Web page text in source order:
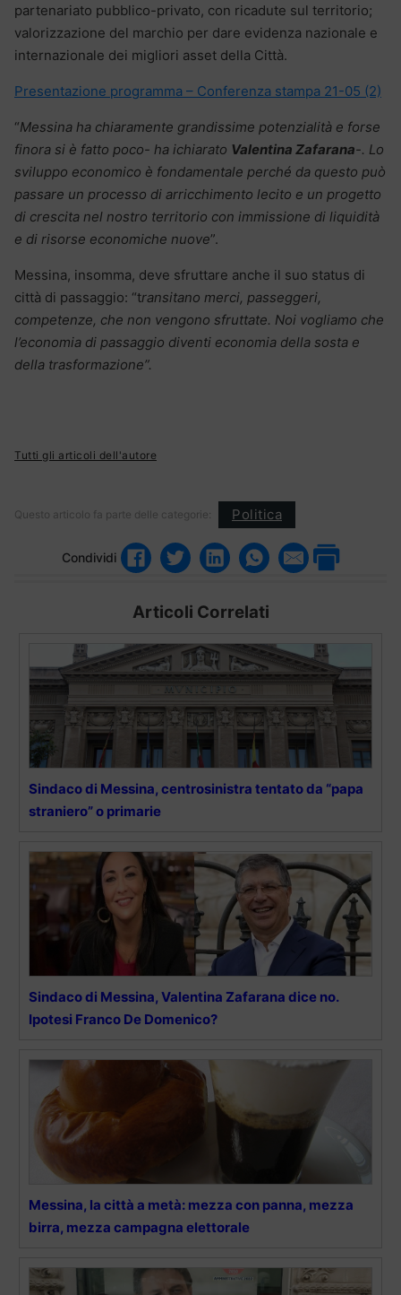
partenariato pubblico-privato, con ricadute sul territorio;
valorizzazione del marchio per dare evidenza nazionale e
internazionale dei migliori asset della Città.
Presentazione programma – Conferenza stampa 21-05 (2)
“Messina ha chiaramente grandissime potenzialità e forse
finora si è fatto poco- ha ichiarato Valentina Zafarana-. Lo
sviluppo economico è fondamentale perché da questo può
passare un processo di arricchimento lecito e un progetto
di crescita nel nostro territorio con immissione di liquidità
e di risorse economiche nuove”.
Messina, insomma, deve sfruttare anche il suo status di
città di passaggio: “transitano merci, passeggeri,
competenze, che non vengono sfruttate. Noi vogliamo che
l’economia di passaggio diventi economia della sosta e
della trasformazione”.
Tutti gli articoli dell'autore
Questo articolo fa parte delle categorie: Politica
Condividi
Articoli Correlati
Sindaco di Messina, centrosinistra tentato da “papa
straniero” o primarie
Sindaco di Messina, Valentina Zafarana dice no.
Ipotesi Franco De Domenico?
Messina, la città a metà: mezza con panna, mezza
birra, mezza campagna elettorale